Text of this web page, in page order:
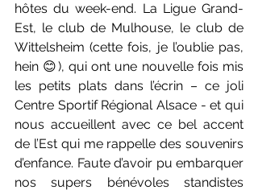
hôtes du week-end. La Ligue Grand-
Est, le club de Mulhouse, le club de
Wittelsheim (cette fois, je l’oublie pas,
hein 😊), qui ont une nouvelle fois mis
les petits plats dans l’écrin – ce joli
Centre Sportif Régional Alsace - et qui
nous accueillent avec ce bel accent
de l’Est qui me rappelle des souvenirs
d’enfance. Faute d’avoir pu embarquer
nos supers bénévoles standistes